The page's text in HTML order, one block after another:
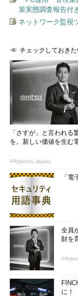
策実態調査報告付
ネットワーク監視
チェックしておき
「さすが」と言われる
を。新しい価値を生む
PR(dentsu Japan)
「
全員
財を
に！